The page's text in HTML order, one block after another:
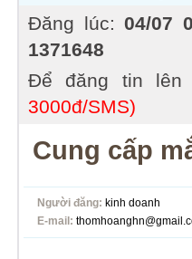
Đăng lúc:04/07
1371648
Để đăng tin lên
3000đ/SMS)
Cung cấp
Người đăng: kinh doanh
E-mail: